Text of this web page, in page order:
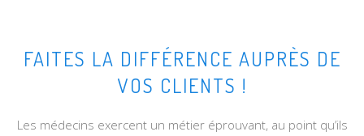
FAITES LA DIFFÉRENCE AUPRÈS DE
VOS CLIENTS !
Les médecins exercent un métier éprouvant, au point qu’ils